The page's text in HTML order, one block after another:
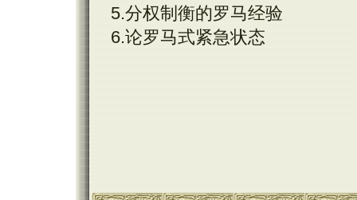
5.分权制衡的罗马经验
6.论罗马式紧急状态